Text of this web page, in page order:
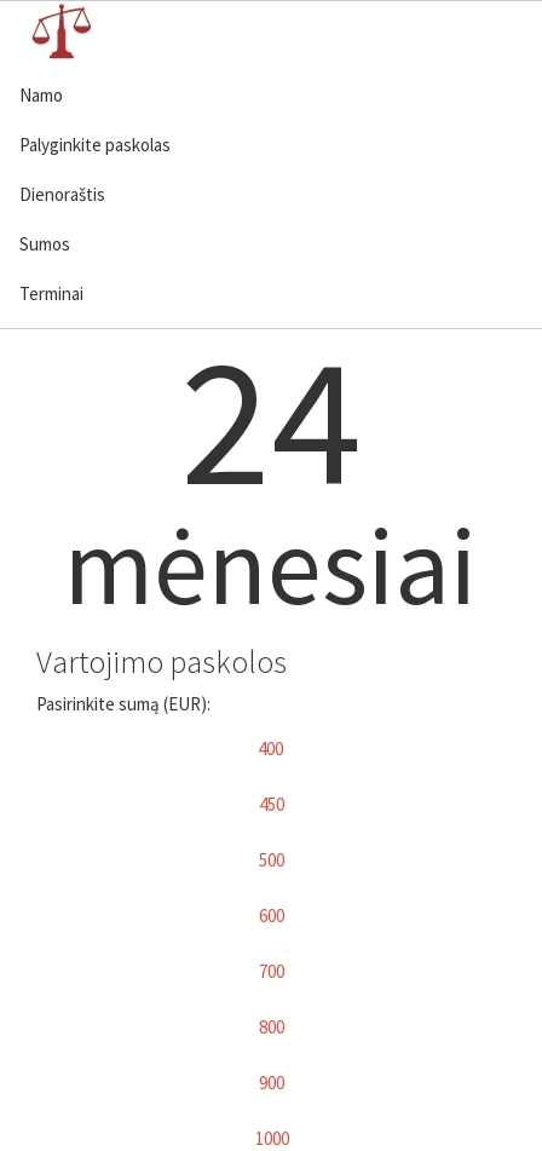
Namo
Palyginkite paskolas
Dienoraštis
Sumos
Terminai
24
mėnesiai
Vartojimo paskolos
Pasirinkite sumą (EUR):
400
450
500
600
700
800
900
1000